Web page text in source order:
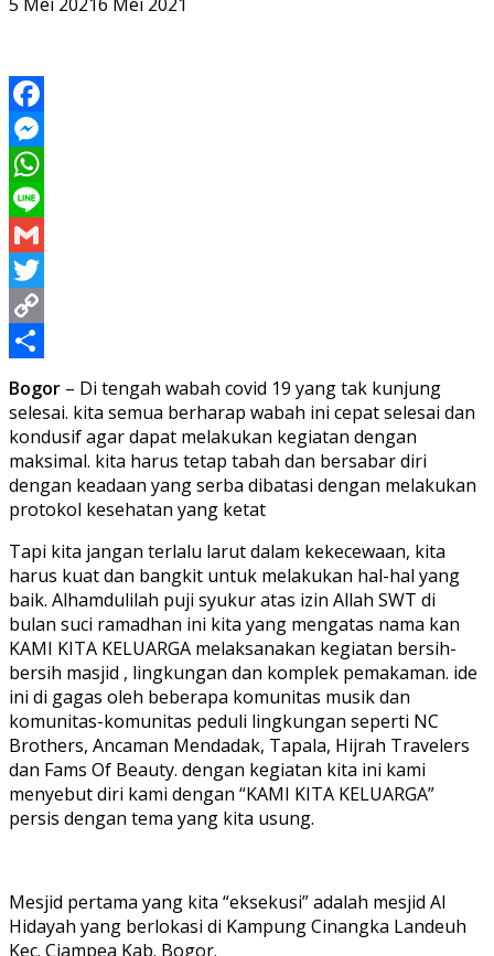
Facebook
Messenger
WhatsApp
Line
Gmail
Twitter
Copy
Link
Share
Bogor – Di tengah wabah covid 19 yang tak kunjung
selesai. kita semua berharap wabah ini cepat selesai dan
kondusif agar dapat melakukan kegiatan dengan
maksimal. kita harus tetap tabah dan bersabar diri
dengan keadaan yang serba dibatasi dengan melakukan
protokol kesehatan yang ketat
Tapi kita jangan terlalu larut dalam kekecewaan, kita
harus kuat dan bangkit untuk melakukan hal-hal yang
baik. Alhamdulilah puji syukur atas izin Allah SWT di
bulan suci ramadhan ini kita yang mengatas nama kan
KAMI KITA KELUARGA melaksanakan kegiatan bersih-
bersih masjid , lingkungan dan komplek pemakaman. ide
ini di gagas oleh beberapa komunitas musik dan
komunitas-komunitas peduli lingkungan seperti NC
Brothers, Ancaman Mendadak, Tapala, Hijrah Travelers
dan Fams Of Beauty. dengan kegiatan kita ini kami
menyebut diri kami dengan “KAMI KITA KELUARGA”
persis dengan tema yang kita usung.
Mesjid pertama yang kita “eksekusi” adalah mesjid Al
Hidayah yang berlokasi di Kampung Cinangka Landeuh
Kec. Ciampea Kab. Bogor.